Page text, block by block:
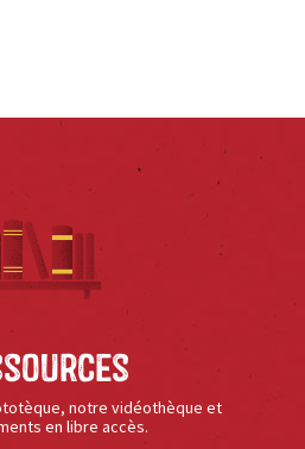
notre vidéothèque et
en libre accès.